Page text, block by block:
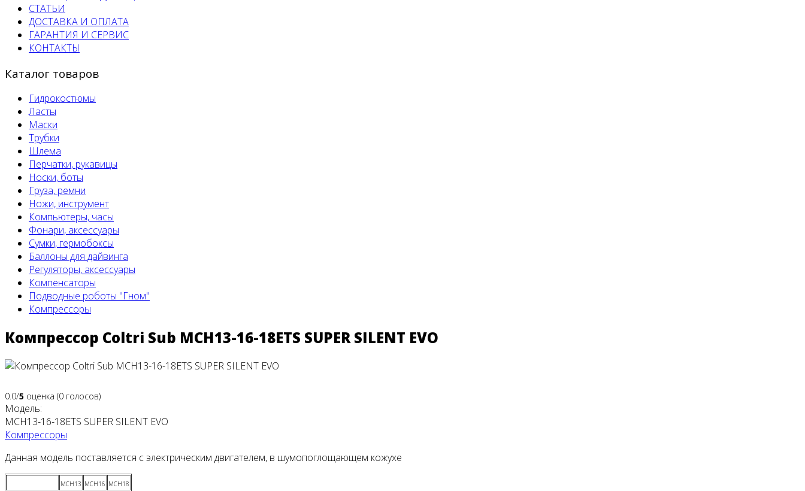
СТАТЬИ
ДОСТАВКА И ОПЛАТА
ГАРАНТИЯ И СЕРВИС
КОНТАКТЫ
Каталог товаров
Гидрокостюмы
Ласты
Маски
Трубки
Шлема
Перчатки, рукавицы
Носки, боты
Груза, ремни
Ножи, инструмент
Компьютеры, часы
Фонари, аксессуары
Сумки, гермобоксы
Баллоны для дайвинга
Регуляторы, аксессуары
Компенсаторы
Подводные роботы "Гном"
Компрессоры
Компрессор Coltri Sub MCH13-16-18ETS SUPER SILENT EVO
0.0/5 оценка (0 голосов)
Модель:
MCH13-16-18ETS SUPER SILENT EVO
Компрессоры
Данная модель поставляется с электрическим двигателем, в шумопоглощающем кожухе
MCH13 MCH16 MCH18